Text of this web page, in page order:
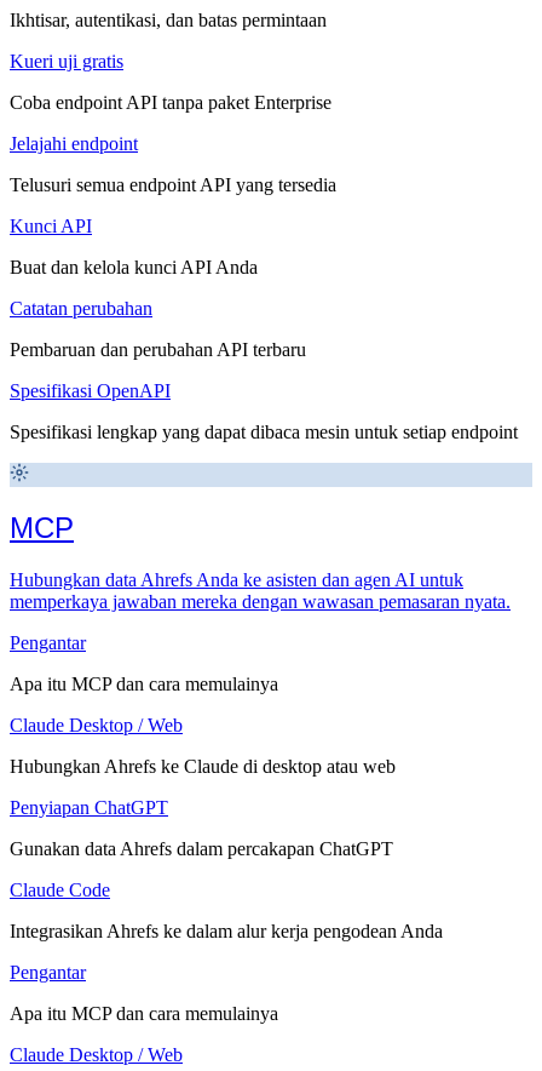
Ikhtisar, autentikasi, dan batas permintaan
Kueri uji gratis
Coba endpoint API tanpa paket Enterprise
Jelajahi endpoint
Telusuri semua endpoint API yang tersedia
Kunci API
Buat dan kelola kunci API Anda
Catatan perubahan
Pembaruan dan perubahan API terbaru
Spesifikasi OpenAPI
Spesifikasi lengkap yang dapat dibaca mesin untuk setiap endpoint
MCP
Hubungkan data Ahrefs Anda ke asisten dan agen AI untuk
memperkaya jawaban mereka dengan wawasan pemasaran nyata.
Pengantar
Apa itu MCP dan cara memulainya
Claude Desktop / Web
Hubungkan Ahrefs ke Claude di desktop atau web
Penyiapan ChatGPT
Gunakan data Ahrefs dalam percakapan ChatGPT
Claude Code
Integrasikan Ahrefs ke dalam alur kerja pengodean Anda
Pengantar
Apa itu MCP dan cara memulainya
Claude Desktop / Web